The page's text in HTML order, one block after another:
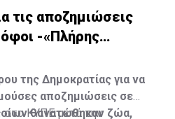
τις αποζημιώσεις
-«Πλήρης
της Δημοκρατίας για να
αποζημιώσεις σε
θανατώθηκαν ζώα,
στο ΚΥΠΕ μετά την